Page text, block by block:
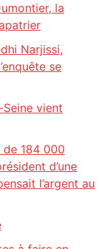
la
Narjissi,
se
vient
de 184 000
d’une
l’argent au